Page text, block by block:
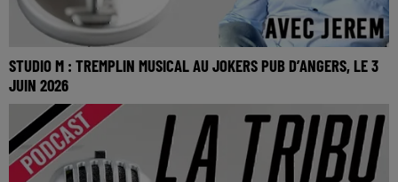
STUDIO M : TREMPLIN MUSICAL AU JOKERS PUB D’ANGERS, LE 3
JUIN 2026
Studio M : Tremplin musical au Jokers Pub d’Angers, le 3
juin 2026